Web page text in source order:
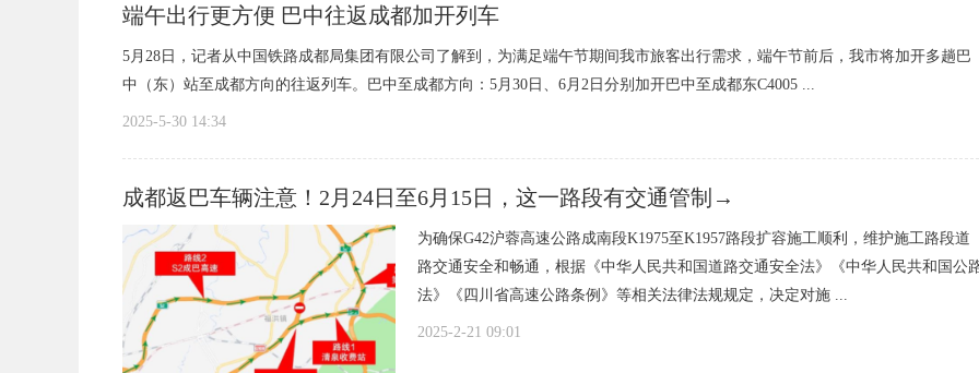
端午出行更方便 巴中往返成都加开列车
5月28日，记者从中国铁路成都局集团有限公司了解到，为满足端午节期间我市旅客出行需求，端午节前后，我市将加开多趟巴
中（东）站至成都方向的往返列车。巴中至成都方向：5月30日、6月2日分别加开巴中至成都东C4005 ...
2025-5-30 14:34
成都返巴车辆注意！2月24日至6月15日，这一路段有交通管制→
为确保G42沪蓉高速公路成南段K1975至K1957路段扩容施工顺利，维护施工路段道
路交通安全和畅通，根据《中华人民共和国道路交通安全法》《中华人民共和国公
法》《四川省高速公路条例》等相关法律法规规定，决定对施 ...
2025-2-21 09:01